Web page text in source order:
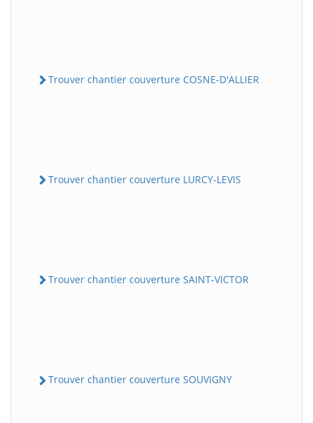
Trouver chantier couverture COSNE-D'ALLIER
Trouver chantier couverture LURCY-LEVIS
Trouver chantier couverture SAINT-VICTOR
Trouver chantier couverture SOUVIGNY